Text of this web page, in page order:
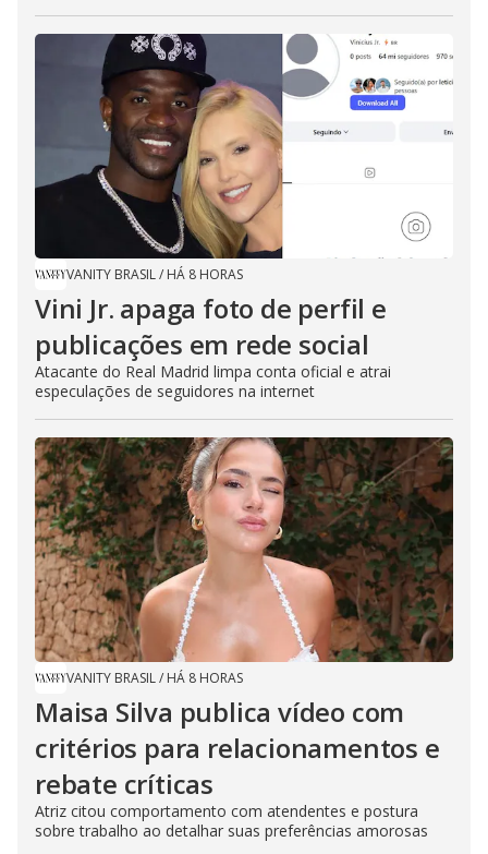
VANITY BRASIL/ HÁ 8 HORAS
Vini Jr. apaga foto de perfil e
publicações em rede social
Atacante do Real Madrid limpa conta oficial e atrai
especulações de seguidores na internet
VANITY BRASIL/ HÁ 8 HORAS
Maisa Silva publica vídeo com
critérios para relacionamentos e
rebate críticas
Atriz citou comportamento com atendentes e postura
sobre trabalho ao detalhar suas preferências amorosas